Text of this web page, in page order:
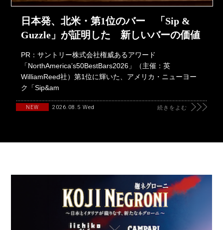
日本発、北米・第1位のバー 「Sip &
Guzzle」が証明した 新しいバーの価値
PR：サントリー株式会社権威あるアワード
「NorthAmerica’s50BestBars2026」（主催：英
WilliamReed社）第1位に輝いた、アメリカ・ニューヨー
ク「Sip&am
NEW 2026.08.5 Wed 続きをよむ